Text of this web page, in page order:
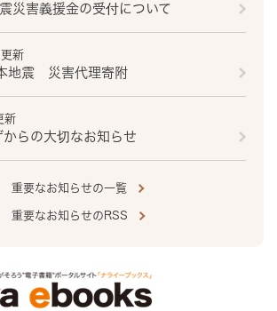
災害義援金の受付について
新
地震 災害代理寄附
新
からの大切なお知らせ
重要なお知らせの一覧
重要なお知らせのRSS